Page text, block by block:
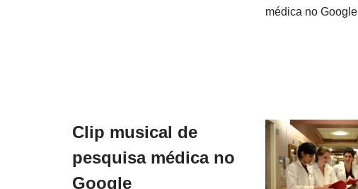
médica no Google
Clip musical de
pesquisa médica no
Google